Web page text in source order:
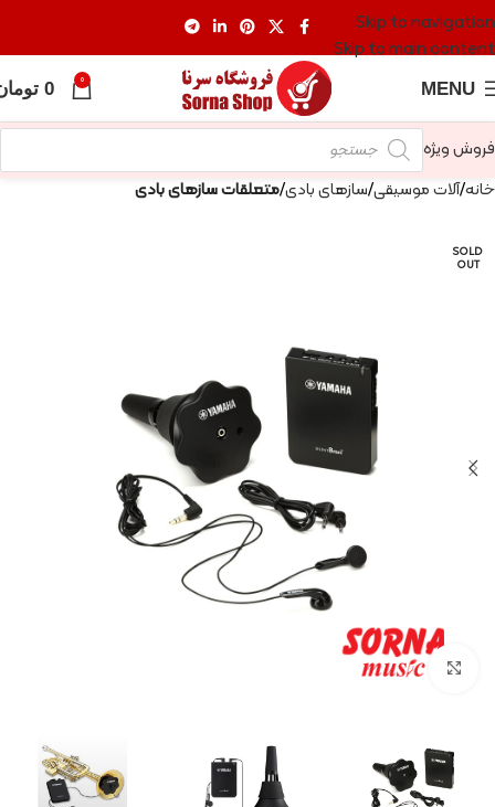
Skip to navigation
Skip to main content
MENU
0
0
فروش ویژه
خانه آلات موسیقی سازهای بادی متعلقات سازهای بادی
SOLD
OUT
Click to enlarge